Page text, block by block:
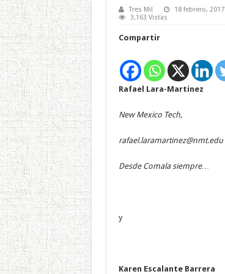
Tres Mil 18 febrero, 2017
3,163 Vistas
Compartir
Rafael Lara-Martínez
New Mexico Tech,
rafael.laramartinez@nmt.edu
Desde Comala siempre…
y
Karen Escalante Barrera